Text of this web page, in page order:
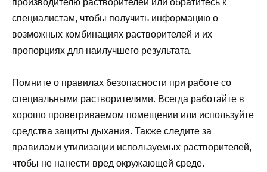
производителю растворителей или обратитесь к
специалистам, чтобы получить информацию о
возможных комбинациях растворителей и их
пропорциях для наилучшего результата.
Помните о правилах безопасности при работе со
специальными растворителями. Всегда работайте в
хорошо проветриваемом помещении или используйте
средства защиты дыхания. Также следите за
правилами утилизации используемых растворителей,
чтобы не нанести вред окружающей среде.